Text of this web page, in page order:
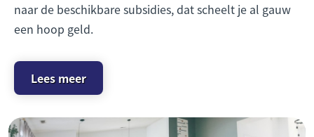
naar de beschikbare subsidies, dat scheelt je al gauw
een hoop geld.
Lees meer